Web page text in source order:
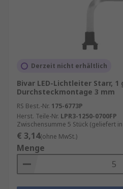
Derzeit nicht erhältlich
Bivar LED-Lichtleiter Starr, 1
Durchsteckmontage 3 mm
RS Best.-Nr. 175-6773P
Herst. Teile-Nr. LPR3-1250-0700FP
Zwischensumme 5 Stück (geliefert
€ 3,14(ohne MwSt.)
Menge